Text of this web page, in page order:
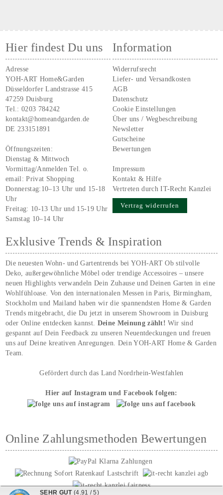
Hier findest Du uns
Adresse
YOH-ART Home&Garden
Düsseldorfer Landstrasse 415
47259 Duisburg
Tel.:0203 784242
kontakt@homeandgarden.de
DE 233151891
Öffnungszeiten:
Dienstag & Mittwoch
Vormittag/Anmelden Tel. o.
email:Privat Shopping
Donnerstag:10–13 Uhr und 15-18
Uhr
Freitag: 10-13 Uhr und 15-19 Uhr
Samstag 10–14 Uhr
Information
Widerrufsrecht
Liefer- und Versandkosten
AGB
Datenschutz
Cookie Einstellungen
Über uns / Wegbeschreibung
Newsletter
Gutscheine
Bewertungen
Impressum
Kontakt & Hilfe
Vertreten durch IT-Recht Kanzlei
Vertrag widerrufen
Exklusive Trends & Inspiration
Die neuesten Wohn- und Gartentrends bei YOH‑ART Ob stilvolle
Deko, außergewöhnliche Möbel oder trendige Accessoires – unsere
neuen Highlights verwandeln Dein Zuhause und Deinen Garten in eine
Wohlfühloase. Von den internationalen Messen in Paris, Birmingham,
Stockholm und Mailand haben wir die spannendsten Home & Garden
Trends mitgebracht, die Du jetzt in unserem Showroom in Duisburg
oder Online entdecken kannst. Deine Meinung zählt!Wir sind
gespannt auf Dein Feedback zu unseren Neuentdeckungen und freuen
uns auf Deine kreativen Anregungen. Dein YOH‑ART Home & Garden
Team.
Gefördert durch das Land Nordrhein-Westfahlen
Hier auf Instagram und Facebook folgen:
Online Zahlungsmethoden Bewertungen
SEHR GUT (4.91 / 5)